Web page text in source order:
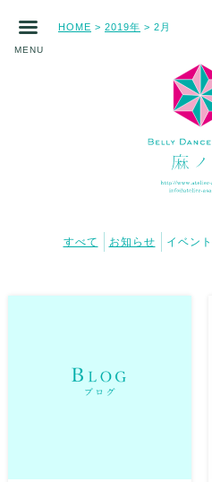
MENU
HOME > 2019年 > 2月
すべて お知らせ イベント